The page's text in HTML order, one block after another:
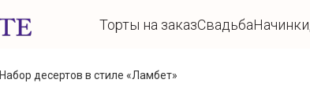
Торты на заказСвадьбаНачинки
Набор десертов в стиле «Ламбет»